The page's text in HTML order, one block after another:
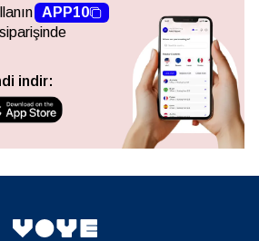
APP10
indir: